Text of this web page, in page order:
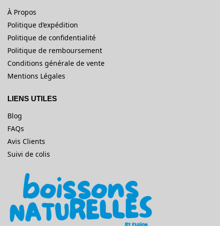
À Propos
Politique d’expédition
Politique de confidentialité
Politique de remboursement
Conditions générale de vente
Mentions Légales
LIENS UTILES
Blog
FAQs
Avis Clients
Suivi de colis